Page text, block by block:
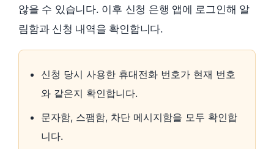
않을 수 있습니다. 이후 신청 은행 앱에 로그인해 알
림함과 신청 내역을 확인합니다.
신청 당시 사용한 휴대전화 번호가 현재 번호
와 같은지 확인합니다.
문자함, 스팸함, 차단 메시지함을 모두 확인합
니다.